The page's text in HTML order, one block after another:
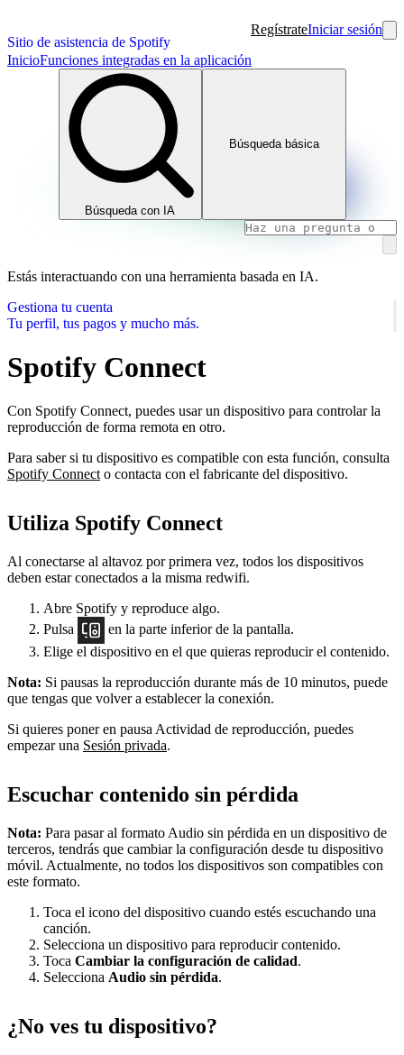
Sitio de asistencia de Spotify
RegístrateIniciar sesión
InicioFunciones integradas en la aplicación
Búsqueda con IA
Búsqueda básica
Estás interactuando con una herramienta basada en IA.
Gestiona tu cuenta
Tu perfil, tus pagos y mucho más.
Spotify Connect
Con Spotify Connect, puedes usar un dispositivo para controlar la
reproducción de forma remota en otro.
Para saber si tu dispositivo es compatible con esta función, consulta
Spotify Connect o contacta con el fabricante del dispositivo.
Utiliza Spotify Connect
Al conectarse al altavoz por primera vez, todos los dispositivos
deben estar conectados a la misma redwifi.
Abre Spotify y reproduce algo.
Pulsa
en la parte inferior de la pantalla.
Elige el dispositivo en el que quieras reproducir el contenido.
Nota: Si pausas la reproducción durante más de 10 minutos, puede
que tengas que volver a establecer la conexión.
Si quieres poner en pausa Actividad de reproducción, puedes
empezar una Sesión privada.
Escuchar contenido sin pérdida
Nota: Para pasar al formato Audio sin pérdida en un dispositivo de
terceros, tendrás que cambiar la configuración desde tu dispositivo
móvil. Actualmente, no todos los dispositivos son compatibles con
este formato.
Toca el icono del dispositivo cuando estés escuchando una
canción.
Selecciona un dispositivo para reproducir contenido.
Toca Cambiar la configuración de calidad.
Selecciona Audio sin pérdida.
¿No ves tu dispositivo?